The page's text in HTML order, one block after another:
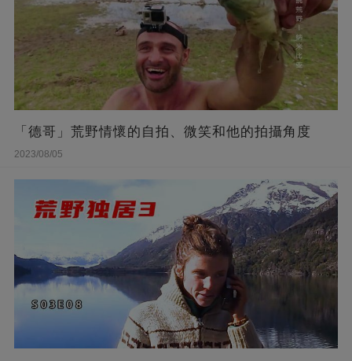
「德哥」荒野情懷的自拍、微笑和他的拍攝角度
2023/08/05